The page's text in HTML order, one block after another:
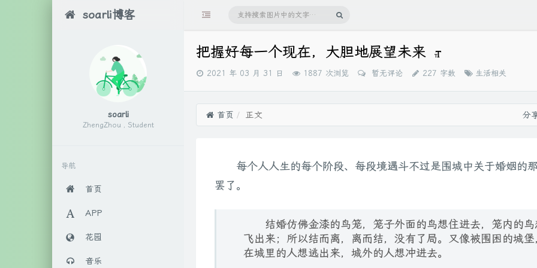
soarli博客
soarli
ZhengZhou , Student
导航
首页
APP
花园
音乐
把握好每一个现在，大胆地展望未来
发
间：
2021 年 03 月 31 日 1887 次浏览 暂无评论 227 字数
分
生活相关
首页 正文 分
每个人人生的每个阶段、每段境遇斗不过是围城中关于婚姻的
罢了。
结婚仿佛金漆的鸟笼，笼子外面的鸟想住进去，笼内的鸟
飞出来；所以结而离，离而结，没有了局。又像被围困的城堡
在城里的人想逃出来，城外的人想冲进去。